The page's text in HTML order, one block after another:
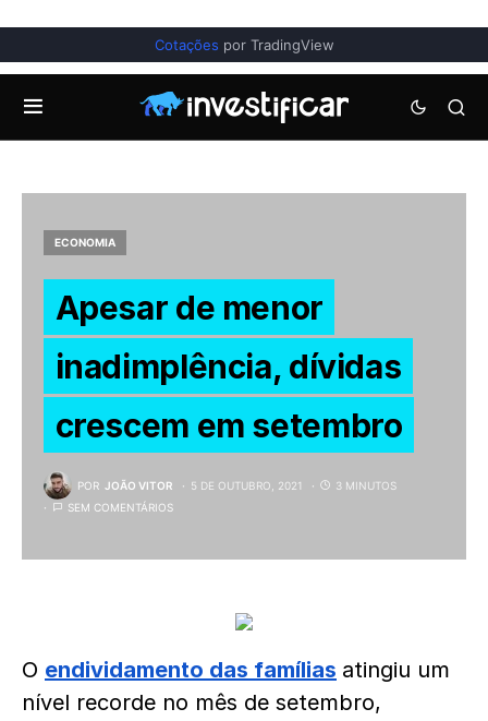
Cotações por TradingView
ECONOMIA
Apesar de menor
inadimplência, dívidas
crescem em setembro
POR JOÃO VITOR 5 DE OUTUBRO, 2021
3 MINUTOS
SEM COMENTÁRIOS
O endividamento das famílias atingiu um
nível recorde no mês de setembro,